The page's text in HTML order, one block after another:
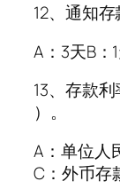
12、通知存
A：3天B：
13、存款
）。
A：单位人
C：外币存